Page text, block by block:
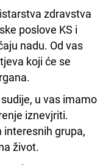
zdravstva
poslove KS i
nadu. Od vas
koji će se
u vas imamo
iznevjriti.
grupa,
život.